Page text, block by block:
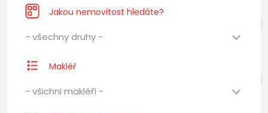
Jakou nemovitost hledáte?
- všechny druhy -
Makléř
- všichni makléři -